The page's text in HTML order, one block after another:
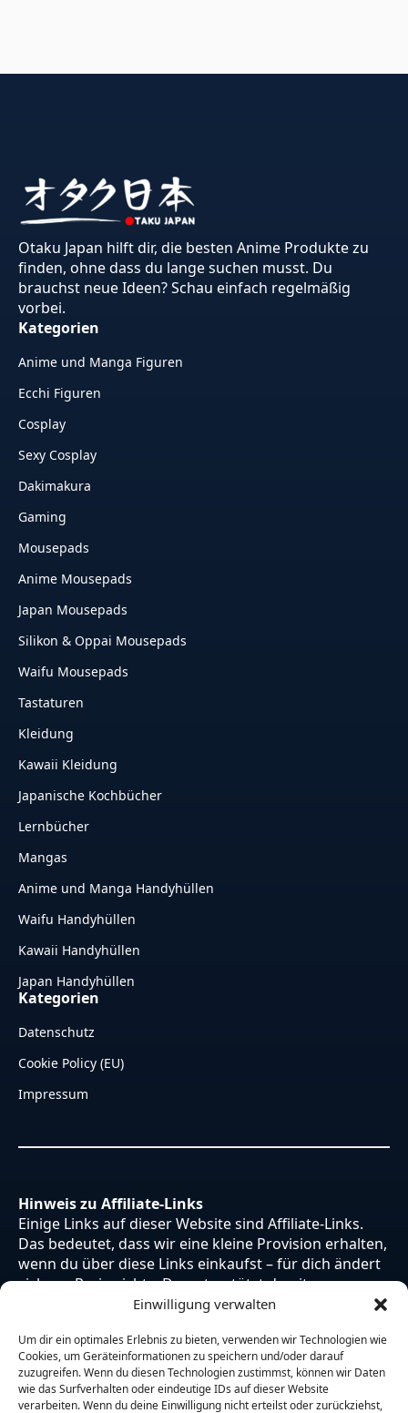
Einwilligung verwalten
Um dir ein optimales Erlebnis zu bieten, verwenden wir Technologien wie
Cookies, um Geräteinformationen zu speichern und/oder darauf
zuzugreifen. Wenn du diesen Technologien zustimmst, können wir Daten
wie das Surfverhalten oder eindeutige IDs auf dieser Website
verarbeiten. Wenn du deine Einwilligung nicht erteilst oder zurückziehst,
Otaku Japan hilft dir, die besten Anime Produkte zu
finden, ohne dass du lange suchen musst. Du
brauchst neue Ideen? Schau einfach regelmäßig
vorbei.
Kategorien
Anime und Manga Figuren
Ecchi Figuren
Cosplay
Sexy Cosplay
Dakimakura
Gaming
Mousepads
Anime Mousepads
Japan Mousepads
Silikon & Oppai Mousepads
Waifu Mousepads
Tastaturen
Kleidung
Kawaii Kleidung
Japanische Kochbücher
Lernbücher
Mangas
Anime und Manga Handyhüllen
Waifu Handyhüllen
Kawaii Handyhüllen
Japan Handyhüllen
Kategorien
Datenschutz
Cookie Policy (EU)
Impressum
Hinweis zu Affiliate-Links
Einige Links auf dieser Website sind Affiliate-Links.
Das bedeutet, dass wir eine kleine Provision erhalten,
wenn du über diese Links einkaufst – für dich ändert
sich am Preis nichts. Du unterstützt damit unsere
Arbeit. Vielen Dank dafür!